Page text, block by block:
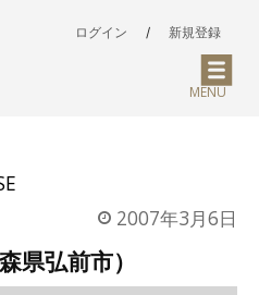
ログイン / 新規登録
MENU
2007年3月6日
弘前市）